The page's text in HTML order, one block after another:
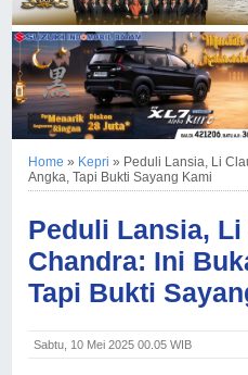
Home » Kepri » Peduli Lansia, Li
Angka, Tapi Bukti Sayang Kami
Peduli Lansia,
Chandra: Ini
Tapi Bukti
Sabtu, 10 Mei 2025 00.05 WIB